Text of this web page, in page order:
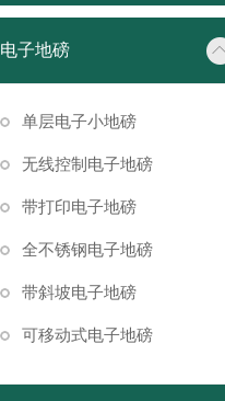
电子地磅
单层电子小地磅
无线控制电子地磅
带打印电子地磅
全不锈钢电子地磅
带斜坡电子地磅
可移动式电子地磅